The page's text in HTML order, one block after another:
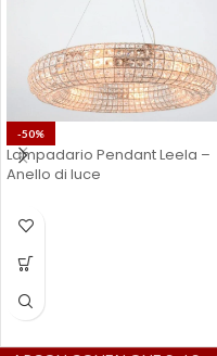
-50%
Lampadario Pendant Leela –
Anello di luce